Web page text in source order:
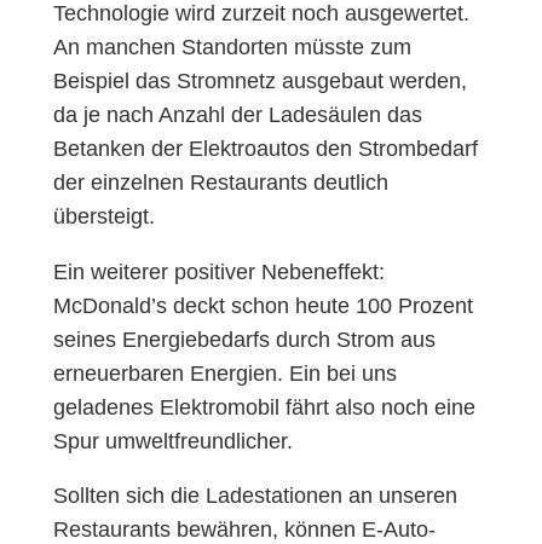
Technologie wird zurzeit noch ausgewertet.
An manchen Standorten müsste zum
Beispiel das Stromnetz ausgebaut werden,
da je nach Anzahl der Ladesäulen das
Betanken der Elektroautos den Strombedarf
der einzelnen Restaurants deutlich
übersteigt.
Ein weiterer positiver Nebeneffekt:
McDonald’s deckt schon heute 100 Prozent
seines Energiebedarfs durch Strom aus
erneuerbaren Energien. Ein bei uns
geladenes Elektromobil fährt also noch eine
Spur umweltfreundlicher.
Sollten sich die Ladestationen an unseren
Restaurants bewähren, können E-Auto-